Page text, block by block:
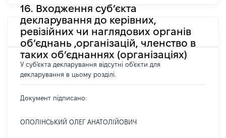
16. Входження суб’єкта
декларування до керівних,
ревізійних чи наглядових органів
об’єднань ,організацій, членство в
таких об’єднаннях (організаціях)
У суб'єкта декларування відсутні об'єкти для
декларування в цьому розділі.
Документ підписано:
ОПОЛІНСЬКИЙ ОЛЕГ АНАТОЛІЙОВИЧ